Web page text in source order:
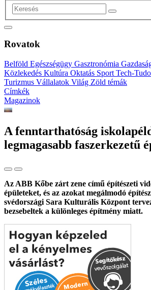
Rovatok
Belföld Egészségügy Gasztronómia
Közlekedés Kultúra Oktatás Sport Tech-
Turizmus Vállalatok Világ Zöld témák
Címkék
Magazinok
A fenntarthatóság
legmagasabb faszerkezetű
Az ABB Kőbe zárt zene című építészeti
épületeket, és az azokat megálmodó
svédországi Sara Kulturális Központ
bezsebeltek a különleges építmény miatt.